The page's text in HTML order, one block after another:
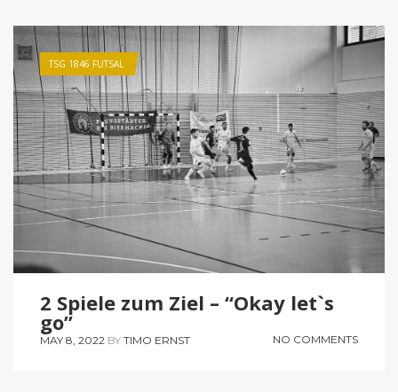
TSG 1846 FUTSAL
2 Spiele zum Ziel – “Okay let`s
go”
MAY 8, 2022 BY TIMO ERNST NO COMMENTS